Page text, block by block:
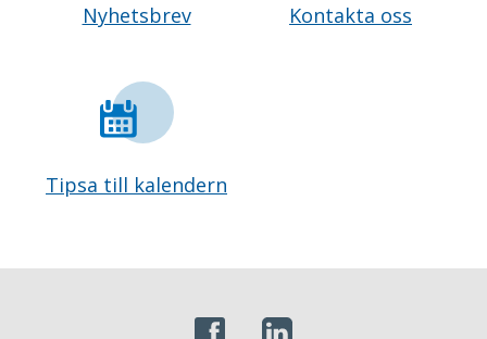
Nyhetsbrev Kontakta oss
Tipsa till kalendern